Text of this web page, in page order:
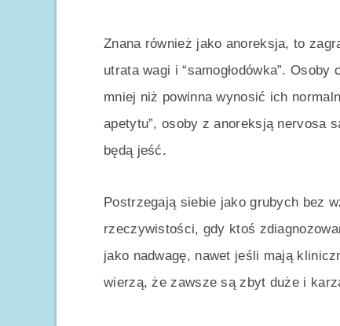
Znana również jako anoreksja, to
utrata wagi i “samogłodówka”.
mniej niż powinna wynosić ich
apetytu”, osoby z anoreksją nervosa
będą jeść.
Postrzegają siebie jako grubych bez
rzeczywistości, gdy ktoś
jako nadwagę, nawet jeśli mają
wierzą, że zawsze są zbyt duże i